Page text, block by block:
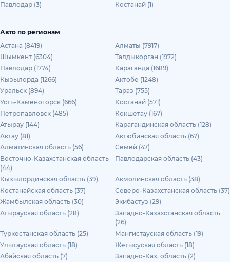
Павлодар (3)
Костанай (1)
Авто по регионам
Астана (8419)
Алматы (7917)
Шымкент (6304)
Талдыкорган (1972)
Павлодар (1774)
Караганда (1689)
Кызылорда (1266)
Актобе (1248)
Уральск (894)
Тараз (755)
Усть-Каменогорск (666)
Костанай (571)
Петропавловск (485)
Кокшетау (167)
Атырау (144)
Карагандинская область (128)
Актау (81)
Актюбинская область (67)
Алматинская область (56)
Семей (47)
Восточно-Казахстанская область
(44)
Павлодарская область (43)
Кызылординская область (39)
Акмолинская область (38)
Костанайская область (37)
Северо-Казахстанская область (37)
Жамбылская область (30)
Экибастуз (29)
Атырауская область (28)
Западно-Казахстанская область
(26)
Туркестанская область (25)
Мангистауская область (19)
Улытауская область (18)
Жетысуская область (18)
Абайская область (7)
Западно-Каз. область (2)